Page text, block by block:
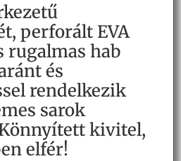
perforált EVA
rugalmas hab
és
rendelkezik
sarok
kivitel,
elfér!